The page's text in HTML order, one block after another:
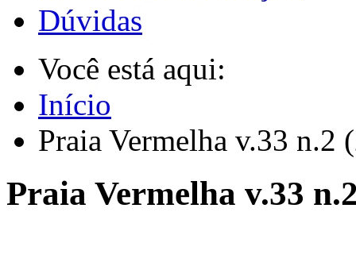
Dúvidas
Você está aqui:
Início
Praia Vermelha v.33 n.2
Praia Vermelha v.33